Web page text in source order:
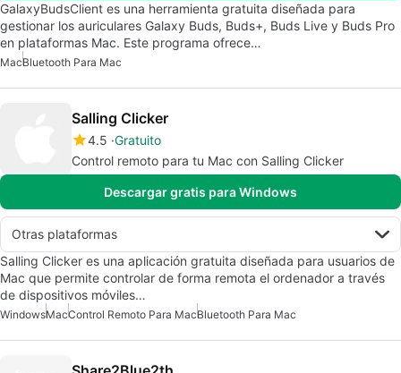
GalaxyBudsClient es una herramienta gratuita diseñada para
gestionar los auriculares Galaxy Buds, Buds+, Buds Live y Buds Pro
en plataformas Mac. Este programa ofrece…
MacBluetooth Para Mac
Salling Clicker
4.5 Gratuito
Control remoto para tu Mac con Salling Clicker
Descargar gratis para Windows
Otras plataformas
Salling Clicker es una aplicación gratuita diseñada para usuarios de
Mac que permite controlar de forma remota el ordenador a través
de dispositivos móviles…
WindowsMacControl Remoto Para MacBluetooth Para Mac